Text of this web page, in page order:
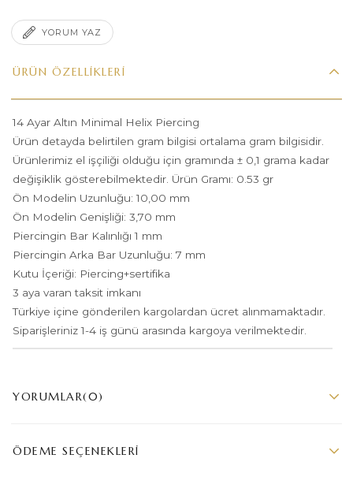
YORUM YAZ
ÜRÜN ÖZELLIKLERI
14 Ayar Altın Minimal Helix Piercing
Ürün detayda belirtilen gram bilgisi ortalama gram bilgisidir.
Ürünlerimiz el işçiliği olduğu için gramında ± 0,1 grama kadar
değişiklik gösterebilmektedir. Ürün Gramı: 0.53 gr
Ön Modelin Uzunluğu: 10,00 mm
Ön Modelin Genişliği: 3,70 mm
Piercingin Bar Kalınlığı 1 mm
Piercingin Arka Bar Uzunluğu: 7 mm
Kutu İçeriği: Piercing+sertifika
3 aya varan taksit imkanı
Türkiye içine gönderilen kargolardan ücret alınmamaktadır.
Siparişleriniz 1-4 iş günü arasında kargoya verilmektedir.
YORUMLAR(0)
ÖDEME SEÇENEKLERI